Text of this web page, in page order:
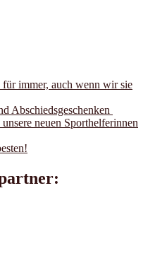
für immer, auch wenn wir sie
Abschiedsgeschenken
neuen Sporthelferinnen